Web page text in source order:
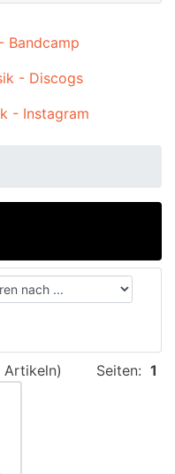
Artikeln) Seiten: 1